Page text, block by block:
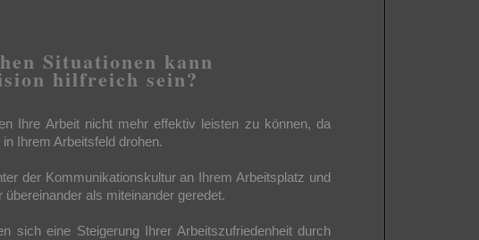
Situationen kann
hilfreich sein?
Ihre Arbeit nicht mehr effektiv leisten zu können, da
Ihrem Arbeitsfeld drohen.
der Kommunikationskultur an Ihrem Arbeitsplatz und
übereinander als miteinander geredet.
sich eine Steigerung Ihrer Arbeitszufriedenheit durch